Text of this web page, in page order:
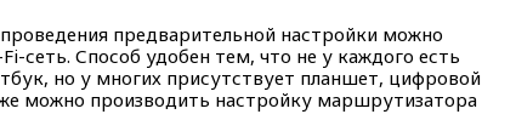
предварительной настройки можно
сеть. Способ удобен тем, что не у каждого есть
но у многих присутствует планшет, цифровой
можно производить настройку маршрутизатора